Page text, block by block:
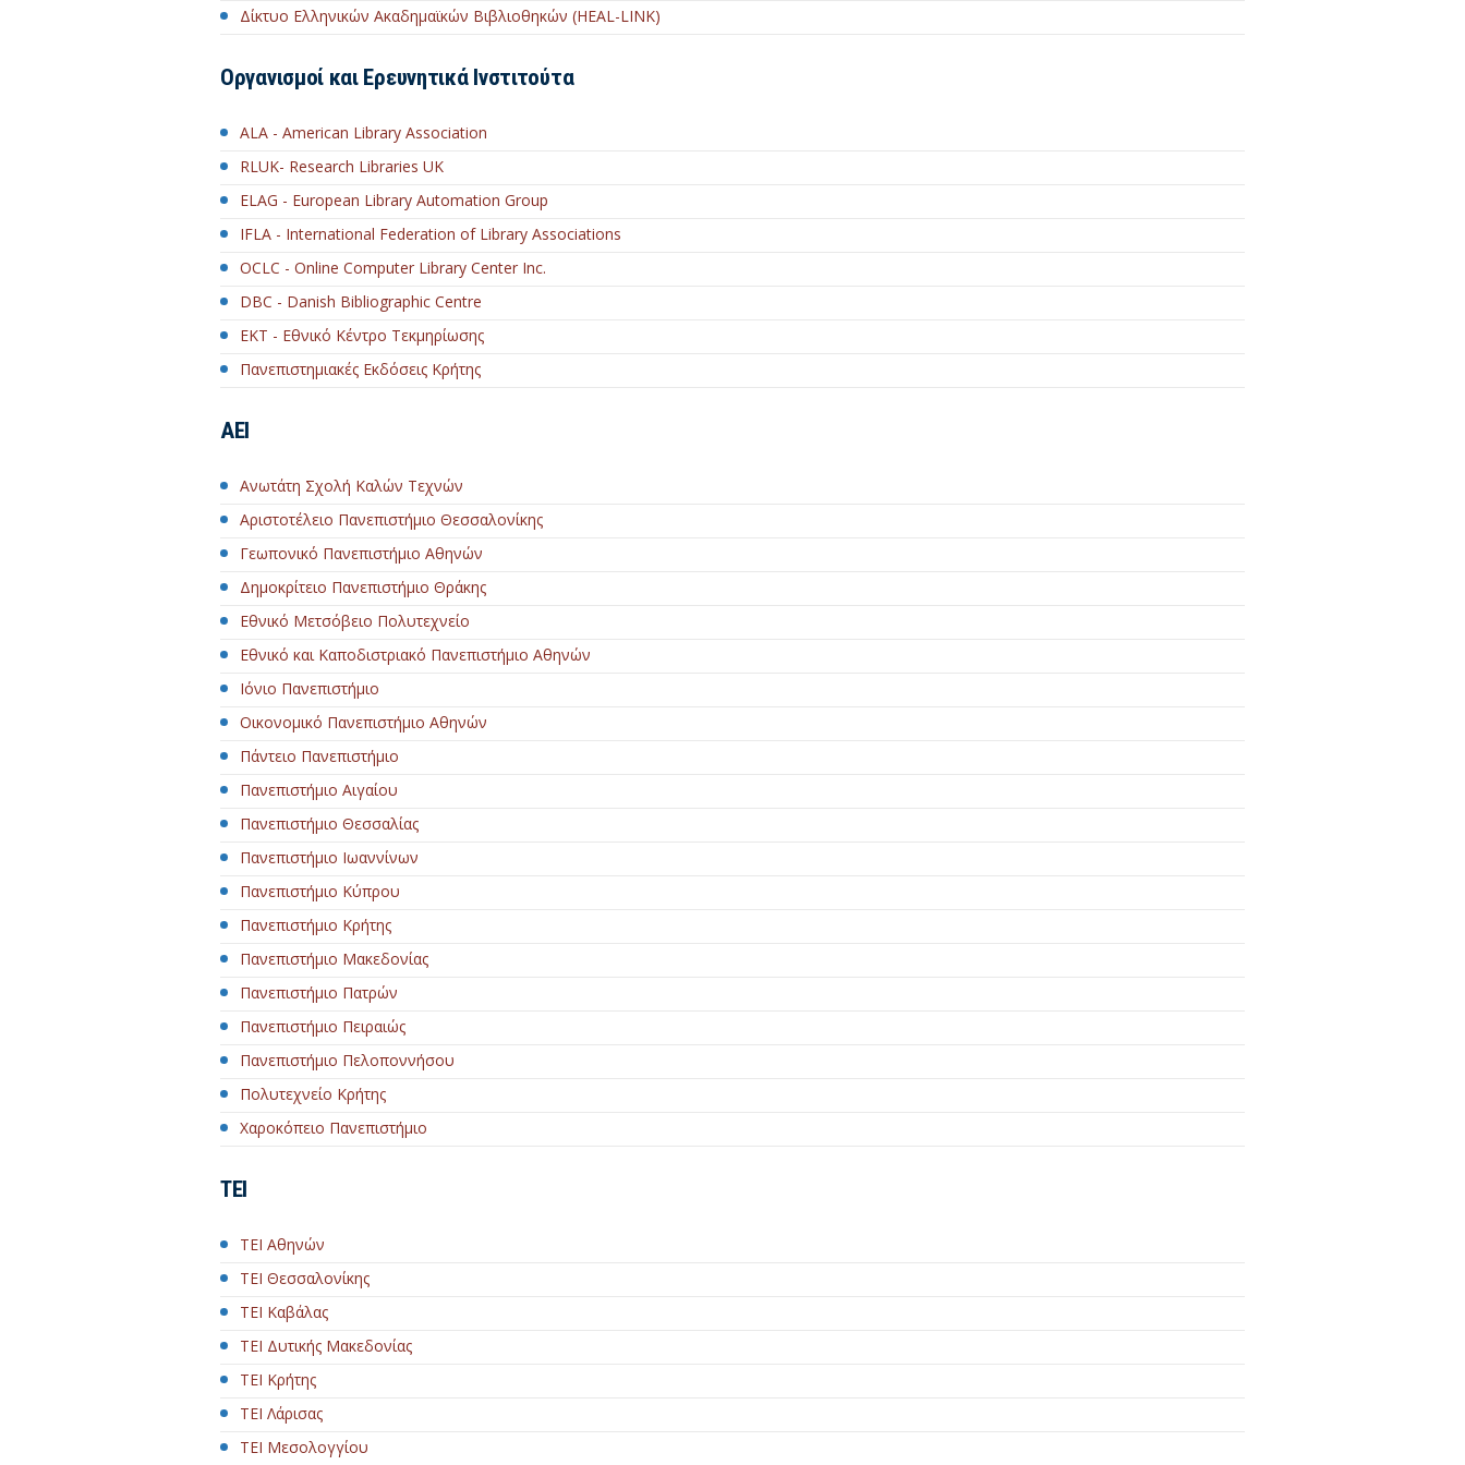
Δίκτυο Ελληνικών Ακαδημαϊκών Βιβλιοθηκών (HEAL-LINK)
Οργανισμοί και Ερευνητικά Ινστιτούτα
ALA - American Library Association
RLUK- Research Libraries UK
ELAG - European Library Automation Group
IFLA - International Federation of Library Associations
OCLC - Online Computer Library Center Inc.
DBC - Danish Bibliographic Centre
ΕΚΤ - Εθνικό Κέντρο Τεκμηρίωσης
Πανεπιστημιακές Εκδόσεις Κρήτης
AEI
Ανωτάτη Σχολή Καλών Τεχνών
Αριστοτέλειο Πανεπιστήμιο Θεσσαλονίκης
Γεωπονικό Πανεπιστήμιο Αθηνών
Δημοκρίτειο Πανεπιστήμιο Θράκης
Εθνικό Μετσόβειο Πολυτεχνείο
Εθνικό και Καποδιστριακό Πανεπιστήμιο Αθηνών
Ιόνιο Πανεπιστήμιο
Οικονομικό Πανεπιστήμιο Αθηνών
Πάντειο Πανεπιστήμιο
Πανεπιστήμιο Αιγαίου
Πανεπιστήμιο Θεσσαλίας
Πανεπιστήμιο Ιωαννίνων
Πανεπιστήμιο Κύπρου
Πανεπιστήμιο Κρήτης
Πανεπιστήμιο Μακεδονίας
Πανεπιστήμιο Πατρών
Πανεπιστήμιο Πειραιώς
Πανεπιστήμιο Πελοποννήσου
Πολυτεχνείο Κρήτης
Χαροκόπειο Πανεπιστήμιο
ΤΕΙ
ΤΕΙ Αθηνών
ΤΕΙ Θεσσαλονίκης
ΤΕΙ Καβάλας
ΤΕΙ Δυτικής Μακεδονίας
ΤΕΙ Κρήτης
ΤΕΙ Λάρισας
ΤΕΙ Μεσολογγίου